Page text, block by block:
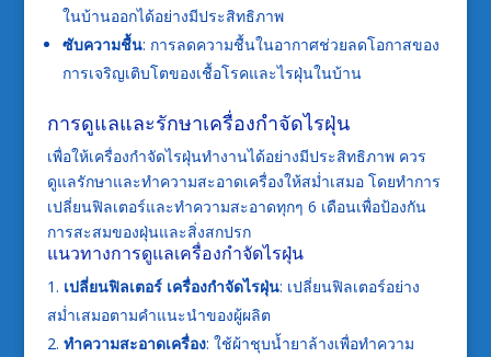
ในบ้านออกได้อย่างมีประสิทธิภาพ
ซับความชื้น: การลดความชื้นในอากาศช่วยลดโอกาสของ
การเจริญเติบโตของเชื้อโรคและไรฝุ่นในบ้าน
การดูแลและรักษาเครื่องกำจัดไรฝุ่น
เพื่อให้เครื่องกำจัดไรฝุ่นทำงานได้อย่างมีประสิทธิภาพ ควร
ดูแลรักษาและทำความสะอาดเครื่องให้สม่ำเสมอ โดยทำการ
เปลี่ยนฟิลเตอร์และทำความสะอาดทุกๆ 6 เดือนเพื่อป้องกัน
การสะสมของฝุ่นและสิ่งสกปรก
แนวทางการดูแลเครื่องกำจัดไรฝุ่น
เปลี่ยนฟิลเตอร์ เครื่องกำจัดไรฝุ่น: เปลี่ยนฟิลเตอร์อย่าง
สม่ำเสมอตามคำแนะนำของผู้ผลิต
ทำความสะอาดเครื่อง: ใช้ผ้าชุบน้ำยาล้างเพื่อทำความ